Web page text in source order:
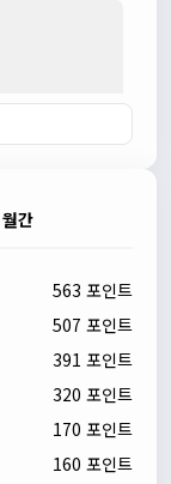
월간
563 포인트
507 포인트
391 포인트
320 포인트
170 포인트
160 포인트